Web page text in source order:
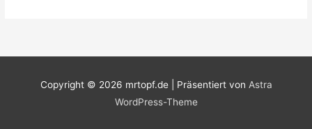
Copyright © 2026 mrtopf.de| Präsentiert von Astra
WordPress-Theme